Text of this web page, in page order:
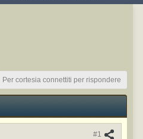
Per cortesia connettiti per rispondere
#1